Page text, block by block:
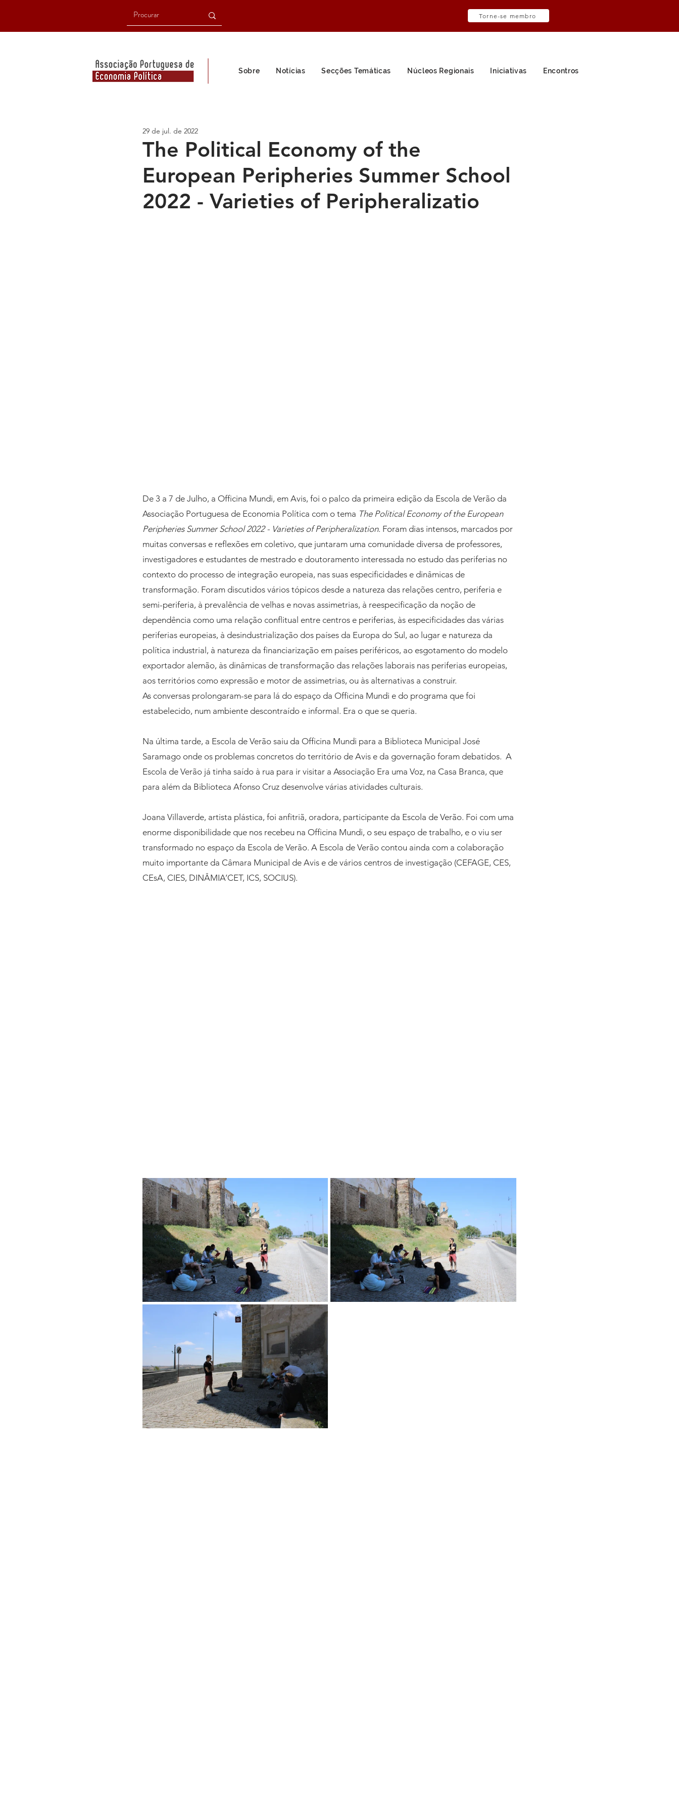
Torne-se membro
Sobre Notícias Secções Temáticas Núcleos Regionais Iniciativas Encontros
The Political Economy of the
European Peripheries Summer School
2022 - Varieties of Peripheralizatio
29 de jul. de 2022
De 3 a 7 de Julho, a Officina Mundi, em Avis, foi o palco da primeira edição da Escola de Verão da
Associação Portuguesa de Economia Política com o tema The Political Economy of the European
Peripheries Summer School 2022 - Varieties of Peripheralization. Foram dias intensos, marcados por
muitas conversas e reflexões em coletivo, que juntaram uma comunidade diversa de professores,
investigadores e estudantes de mestrado e doutoramento interessada no estudo das periferias no
contexto do processo de integração europeia, nas suas especificidades e dinâmicas de
transformação. Foram discutidos vários tópicos desde a natureza das relações centro, periferia e
semi-periferia, à prevalência de velhas e novas assimetrias, à reespecificação da noção de
dependência como uma relação conflitual entre centros e periferias, às especificidades das várias
periferias europeias, à desindustrialização dos países da Europa do Sul, ao lugar e natureza da
política industrial, à natureza da financiarização em países periféricos, ao esgotamento do modelo
exportador alemão, às dinâmicas de transformação das relações laborais nas periferias europeias,
aos territórios como expressão e motor de assimetrias, ou às alternativas a construir.
As conversas prolongaram-se para lá do espaço da Officina Mundi e do programa que foi
estabelecido, num ambiente descontraído e informal. Era o que se queria.
Na última tarde, a Escola de Verão saiu da Officina Mundi para a Biblioteca Municipal José
Saramago onde os problemas concretos do território de Avis e da governação foram debatidos.  A
Escola de Verão já tinha saído à rua para ir visitar a Associação Era uma Voz, na Casa Branca, que
para além da Biblioteca Afonso Cruz desenvolve várias atividades culturais.
Joana Villaverde, artista plástica, foi anfitriã, oradora, participante da Escola de Verão. Foi com uma
enorme disponibilidade que nos recebeu na Officina Mundi, o seu espaço de trabalho, e o viu ser
transformado no espaço da Escola de Verão. A Escola de Verão contou ainda com a colaboração
muito importante da Câmara Municipal de Avis e de vários centros de investigação (CEFAGE, CES,
CEsA, CIES, DINÂMIA’CET, ICS, SOCIUS).